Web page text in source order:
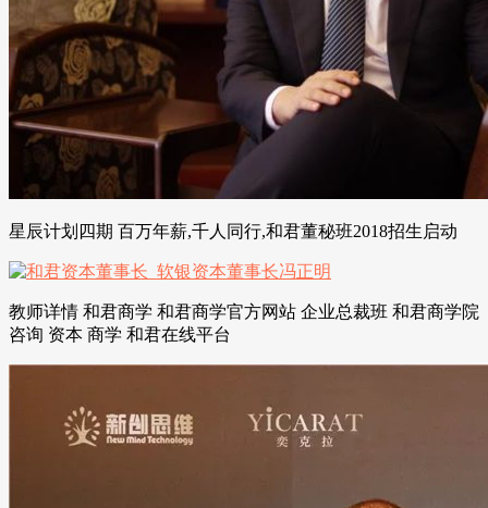
星辰计划四期 百万年薪,千人同行,和君董秘班2018招生启动
教师详情 和君商学 和君商学官方网站 企业总裁班 和君商学院
咨询 资本 商学 和君在线平台